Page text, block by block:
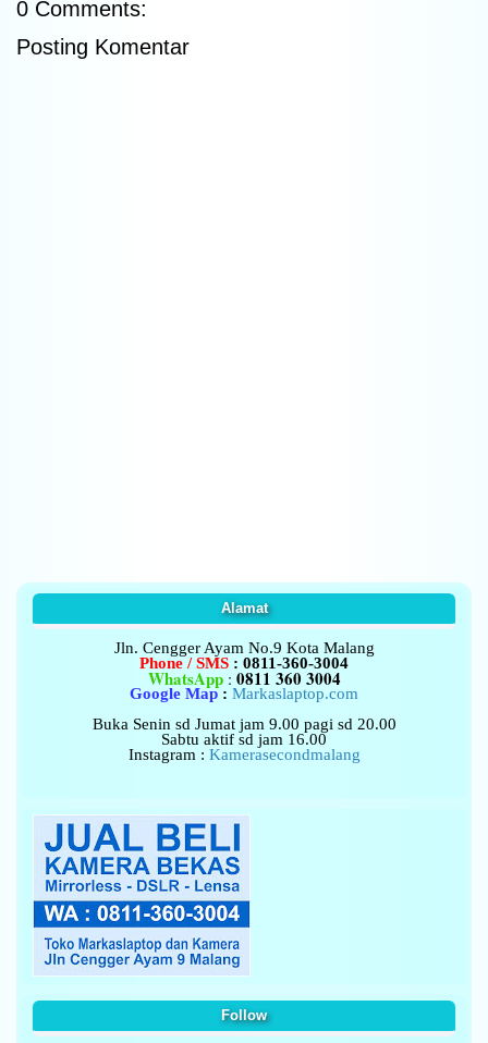
0 Comments:
Posting Komentar
Alamat
Jln. Cengger Ayam No.9 Kota Malang
Phone / SMS : 0811-360-3004
WhatsApp: 0811 360 3004
Google Map: Markaslaptop.com
Buka Senin sd Jumat jam 9.00 pagi sd 20.00
Sabtu aktif sd jam 16.00
Instagram : Kamerasecondmalang
Follow